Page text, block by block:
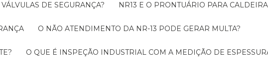
DE SEGURANÇA? NR13 E O PRONTUÁRIO PARA
O NÃO ATENDIMENTO DA NR-13 PODE GERAR MULTA?
O QUE É INSPEÇÃO INDUSTRIAL COM A MEDIÇÃO DE